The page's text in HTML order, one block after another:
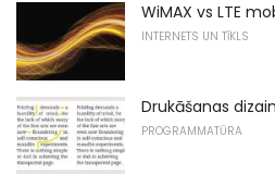
WiMAX vs LTE
INTERNETS UN TĪKLS
Drukāšanas
PROGRAMMATŪRA